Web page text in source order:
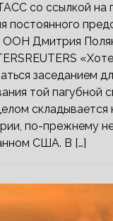
со ссылкой на
постоянного
ООН Дмитрия
заседанием
той пагубной
складывается
по-прежнему
США. В […]